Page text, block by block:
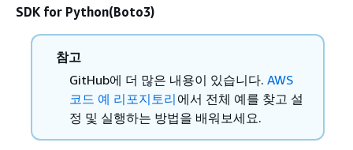
SDK for Python(Boto3)
참고
GitHub에 더 많은 내용이 있습니다. AWS
코드 예 리포지토리 에서 전체 예를 찾고 설
정 및 실행하는 방법을 배워보세요.